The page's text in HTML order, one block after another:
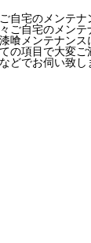
自宅のメンテ
ご自宅のメン
喰メンテナンス
の項目で大変
どでお伺い致